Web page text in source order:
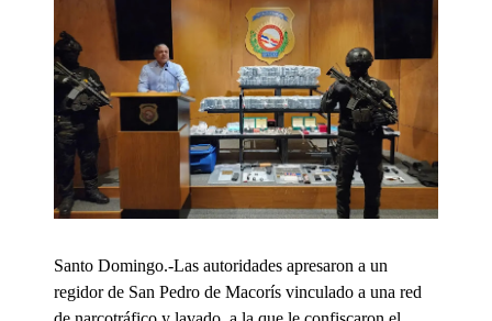
Santo Domingo.-Las autoridades apresaron a un
regidor de San Pedro de Macorís vinculado a una red